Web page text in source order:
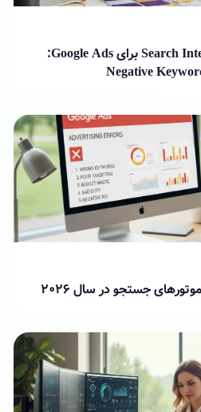
تحقیق کلمات کلیدی و Search Intent برای Google Ads:
جستجو در سال ۲۰۲۶